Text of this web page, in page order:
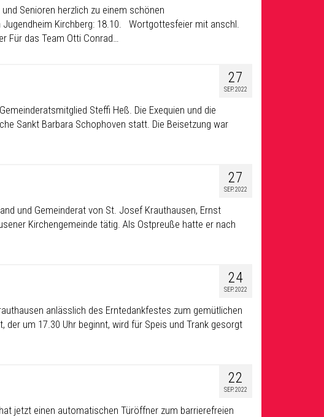
Senioren herzlich zu einem schönen
Kirchberg: 18.10. Wortgottesfeier mit anschl.
Für das Team Otti Conrad…
27
SEP. 2022
Steffi Heß. Die Exequien und die
Sankt Barbara Schophoven statt. Die Beisetzung war
27
SEP. 2022
und Gemeinderat von St. Josef Krauthausen, Ernst
Kirchengemeinde tätig. Als Ostpreuße hatte er nach
24
SEP. 2022
anlässlich des Erntedankfestes zum gemütlichen
um 17.30 Uhr beginnt, wird für Speis und Trank gesorgt
22
SEP. 2022
jetzt einen automatischen Türöffner zum barrierefreien